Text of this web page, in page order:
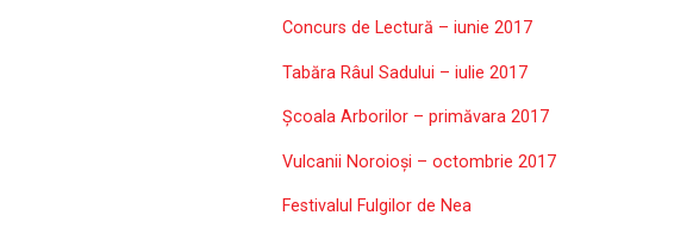
Concurs de Lectură – iunie 2017
Tabăra Râul Sadului – iulie 2017
Școala Arborilor – primăvara 2017
Vulcanii Noroioși – octombrie 2017
Festivalul Fulgilor de Nea